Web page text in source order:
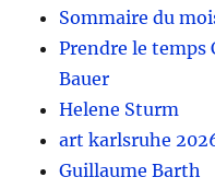
Sommaire du
Prendre le temps
Bauer
Helene Sturm
art karlsruhe
Guillaume Barth